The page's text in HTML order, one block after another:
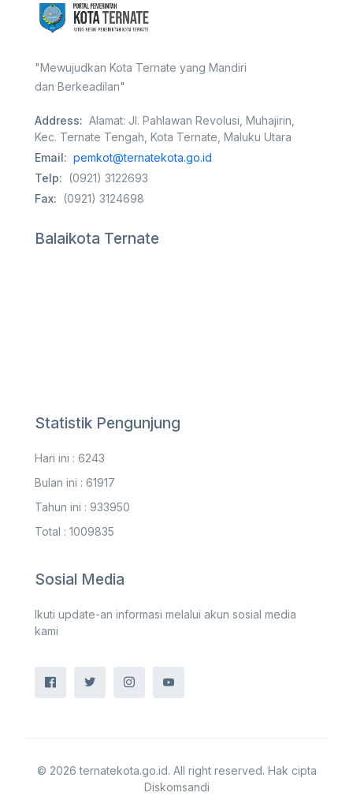
"Mewujudkan Kota Ternate yang Mandiri
dan Berkeadilan"
Address: Alamat: Jl. Pahlawan Revolusi, Muhajirin,
Kec. Ternate Tengah, Kota Ternate, Maluku Utara
Email: pemkot@ternatekota.go.id
Telp: (0921) 3122693
Fax: (0921) 3124698
Balaikota Ternate
Statistik Pengunjung
Hari ini : 6243
Bulan ini : 61917
Tahun ini : 933950
Total : 1009835
Sosial Media
Ikuti update-an informasi melalui akun sosial media
kami
© 2026 ternatekota.go.id. All right reserved. Hak cipta
Diskomsandi